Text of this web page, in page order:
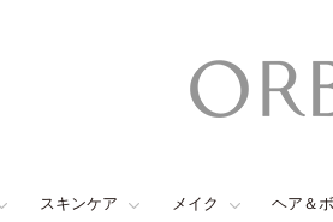
スキンケア メイク ヘア＆